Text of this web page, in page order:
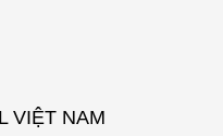
VIỆT NAM